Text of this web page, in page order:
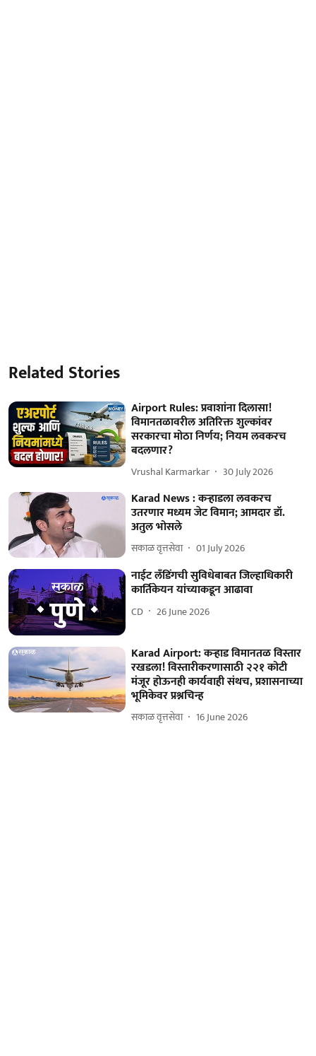
Related Stories
Airport Rules: प्रवाशांना दिलासा!
विमानतळावरील अतिरिक्त शुल्कांवर
सरकारचा मोठा निर्णय; नियम लवकरच
बदलणार?
Vrushal Karmarkar 30 July 2026
Karad News : कऱ्हाडला लवकरच
उतरणार मध्यम जेट विमान; आमदार डॉ.
अतुल भोसले
सकाळ वृत्तसेवा 01 July 2026
नाईट लँडिंगची सुविधेबाबत जिल्हाधिकारी
कार्तिकेयन यांच्याकडून आढावा
CD 26 June 2026
Karad Airport: कऱ्हाड विमानतळ विस्तार
रखडला! विस्तारीकरणासाठी २२१ कोटी
मंजूर होऊनही कार्यवाही संथच, प्रशासनाच्या
भूमिकेवर प्रश्नचिन्ह
सकाळ वृत्तसेवा 16 June 2026